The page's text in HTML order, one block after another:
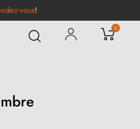
vous!
0